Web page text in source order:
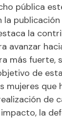
pública
publicación
la
avanzar
más fuerte,
de
mujeres que
de
la